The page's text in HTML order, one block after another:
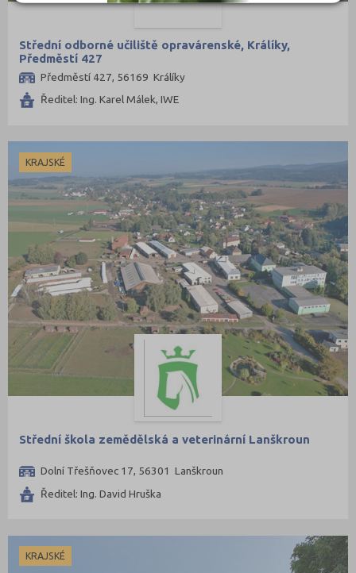
Uherské Hradiště (4)
Ústí nad Labem (2)
Ústí nad Orlicí (7)
Zlín (5)
Znojmo (5)
Žďár nad Sázavou (7)
Střední odborné učiliště opravárenské, Králíky,
Předměstí 427
Předměstí 427, 56169 Králíky
Ředitel: Ing. Karel Málek, IWE
KRAJSKÉ
Střední škola zemědělská a veterinární Lanškroun
Dolní Třešňovec 17, 56301 Lanškroun
Ředitel: Ing. David Hruška
KRAJSKÉ